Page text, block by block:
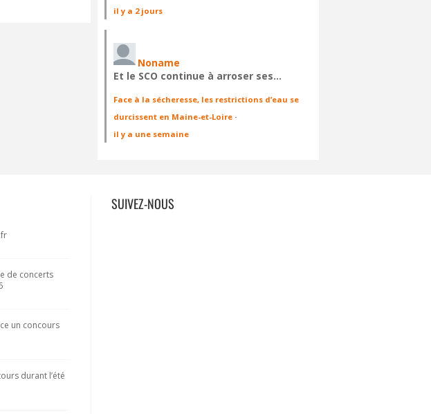
il y a 2 jours
Noname
Et le SCO continue à arroser ses…
Face à la sécheresse, les restrictions d’eau se
durcissent en Maine-et-Loire ·
il y a une semaine
de concerts
un concours
durant l’été
SUIVEZ-NOUS